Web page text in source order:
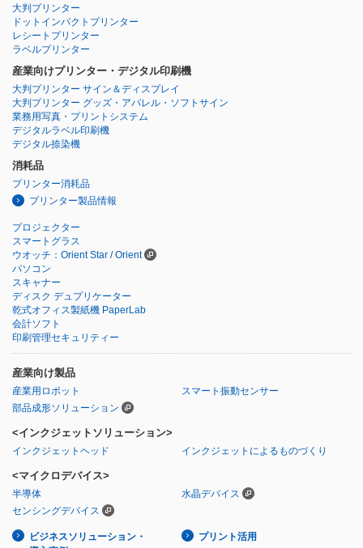
大判プリンター
ドットインパクトプリンター
レシートプリンター
ラベルプリンター
産業向けプリンター・デジタル印刷機
大判プリンター サイン＆ディスプレイ
大判プリンター グッズ・アパレル・ソフトサイン
業務用写真・プリントシステム
デジタルラベル印刷機
デジタル捺染機
消耗品
プリンター消耗品
プリンター製品情報
プロジェクター
スマートグラス
ウオッチ：Orient Star / Orient
パソコン
スキャナー
ディスク デュプリケーター
乾式オフィス製紙機 PaperLab
会計ソフト
印刷管理セキュリティー
産業向け製品
産業用ロボット
スマート振動センサー
部品成形ソリューション
<インクジェットソリューション>
インクジェットヘッド インクジェットによるものづくり
<マイクロデバイス>
半導体
水晶デバイス
センシングデバイス
ビジネスソリューション・
プリント活用